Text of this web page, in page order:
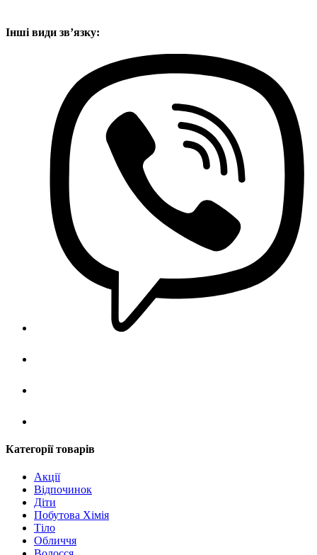
Інші види звʼязку:
Категорії товарів
Акції
Відпочинок
Діти
Побутова Хімія
Тіло
Обличчя